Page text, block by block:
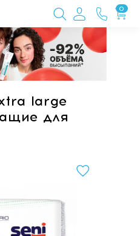
0
large
для